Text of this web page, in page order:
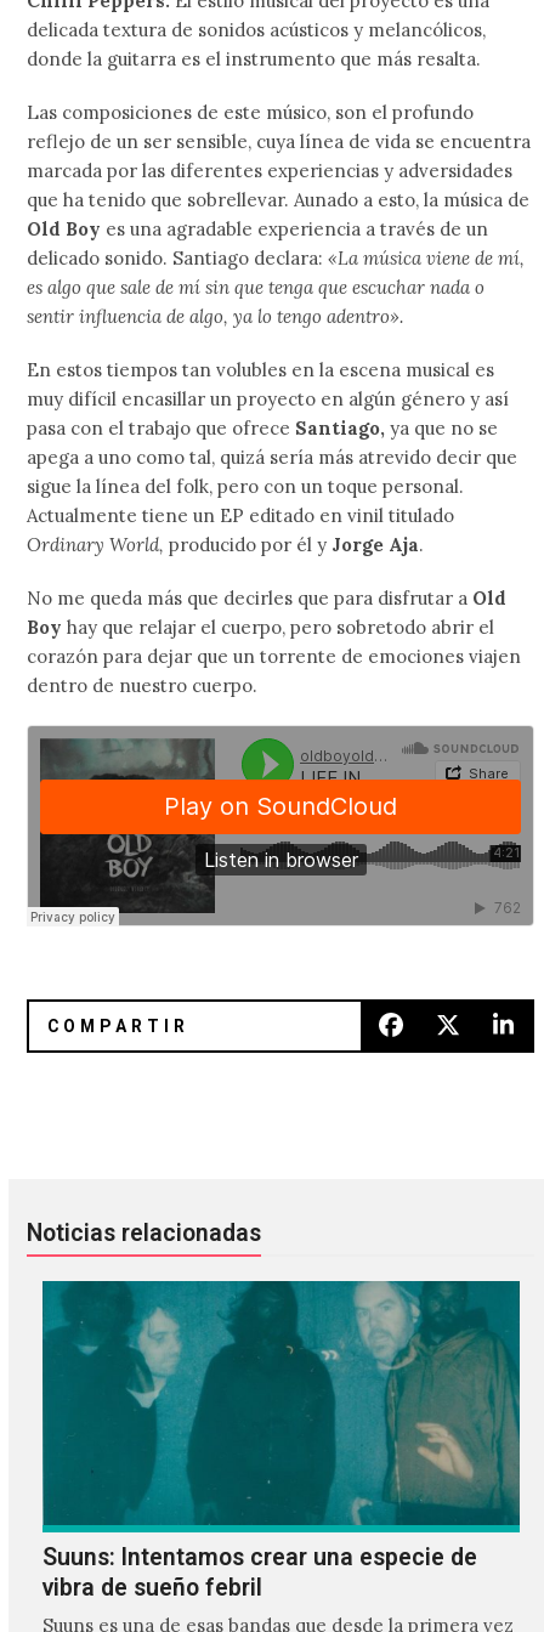
delicada textura de sonidos acústicos y melancólicos,
donde la guitarra es el instrumento que más resalta.
Las composiciones de este músico, son el profundo
reflejo de un ser sensible, cuya línea de vida se encuentra
marcada por las diferentes experiencias y adversidades
que ha tenido que sobrellevar. Aunado a esto, la música de
Old Boy es una agradable experiencia a través de un
delicado sonido. Santiago declara: «La música viene de mí,
es algo que sale de mí sin que tenga que escuchar nada o
sentir influencia de algo, ya lo tengo adentro».
En estos tiempos tan volubles en la escena musical es
muy difícil encasillar un proyecto en algún género y así
pasa con el trabajo que ofrece Santiago, ya que no se
apega a uno como tal, quizá sería más atrevido decir que
sigue la línea del folk, pero con un toque personal.
Actualmente tiene un EP editado en vinil titulado
Ordinary World, producido por él y Jorge Aja.
No me queda más que decirles que para disfrutar a Old
Boy hay que relajar el cuerpo, pero sobretodo abrir el
corazón para dejar que un torrente de emociones viajen
dentro de nuestro cuerpo.
Noticias relacionadas
Suuns: Intentamos crear una especie de
vibra de sueño febril
Suuns es una de esas bandas que desde la primera vez